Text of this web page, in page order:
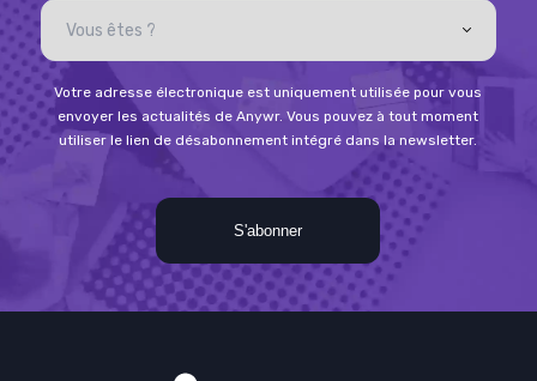
Votre adresse électronique est uniquement utilisée pour vous
envoyer les actualités de Anywr. Vous pouvez à tout moment
utiliser le lien de désabonnement intégré dans la newsletter.